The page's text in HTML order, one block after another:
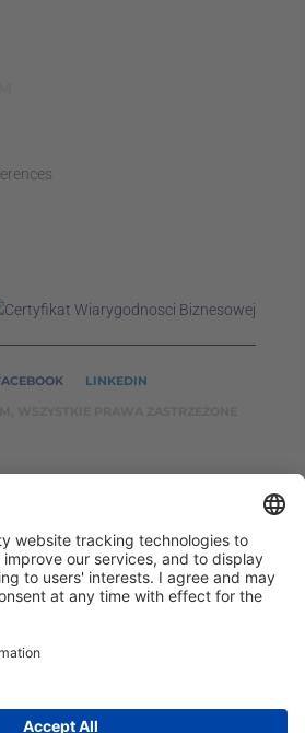
LINKEDIN
BINAR24.PL EH24.PL
Partner in Non-Destructive Testing
CASP System/Privacy policy/